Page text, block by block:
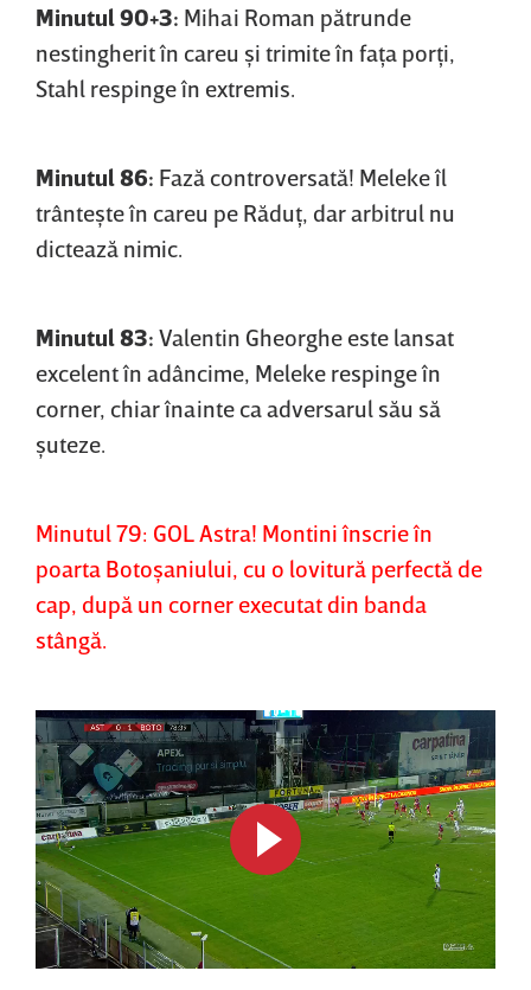
Minutul 90+3: Mihai Roman pătrunde
nestingherit în careu şi trimite în faţa porţi,
Stahl respinge în extremis.
Minutul 86: Fază controversată! Meleke îl
trânteşte în careu pe Răduţ, dar arbitrul nu
dictează nimic.
Minutul 83: Valentin Gheorghe este lansat
excelent în adâncime, Meleke respinge în
corner, chiar înainte ca adversarul său să
şuteze.
Minutul 79: GOL Astra! Montini înscrie în
poarta Botoşaniului, cu o lovitură perfectă de
cap, după un corner executat din banda
stângă.